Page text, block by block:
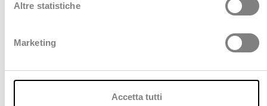
Altre statistiche
Marketing
Accetta tutti